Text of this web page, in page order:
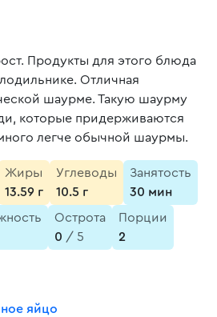
Продукты для этого блюда
Отличная
шаурме. Такую шаурму
которые придерживаются
легче обычной шаурмы.
Жиры
13.59 г
Углеводы
10.5 г
Занятость
30 мин
Острота
0 / 5
Порции
2
яйцо